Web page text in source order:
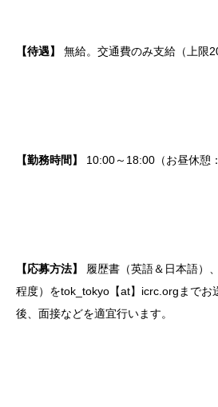
【待遇】 無給。交通費のみ支給（上限
【勤務時間】 10:00～18:00（お昼休憩
【応募方法】
履歴書（英語＆日本語
程度）をtok_tokyo【at】icrc.orgまでお
後、面接などを適宜行います。